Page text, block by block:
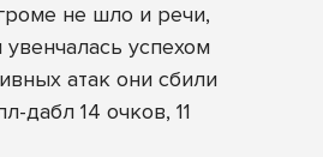
не шло и речи,
успехом
атак они сбили
дабл 14 очков, 11